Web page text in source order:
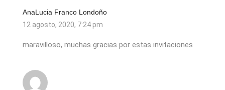
AnaLucia Franco Londoño
12 agosto, 2020, 7:24 pm
maravilloso, muchas gracias por estas invitaciones